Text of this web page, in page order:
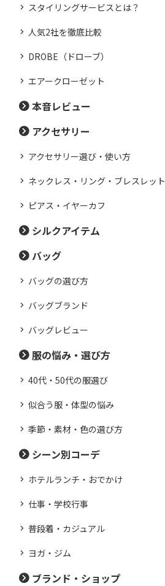
スタイリングサービスとは？
人気2社を徹底比較
DROBE（ドローブ）
エアークローゼット
本音レビュー
アクセサリー
アクセサリー選び・使い方
ネックレス・リング・ブレスレット
ピアス・イヤーカフ
シルクアイテム
バッグ
バッグの選び方
バッグブランド
バッグレビュー
服の悩み・選び方
40代・50代の服選び
似合う服・体型の悩み
季節・素材・色の選び方
シーン別コーデ
ホテルランチ・おでかけ
仕事・学校行事
普段着・カジュアル
ヨガ・ジム
ブランド・ショップ